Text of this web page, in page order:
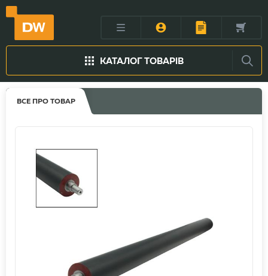
КАТАЛОГ ТОВАРІВ
ВСЕ ПРО ТОВАР